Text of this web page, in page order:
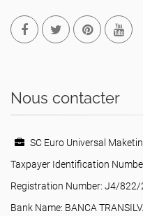
Nous contacter
SC Euro Universal
Taxpayer Identification
Registration Number: J4/822/
Bank Name: BANCA